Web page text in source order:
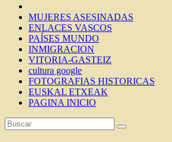
MUJERES ASESINADAS
ENLACES VASCOS
PAÍSES MUNDO
INMIGRACION
VITORIA-GASTEIZ
cultura google
FOTOGRAFIAS HISTORICAS
EUSKAL ETXEAK
PAGINA INICIO